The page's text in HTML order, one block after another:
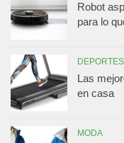
Robot
para lo
DEPORTES
Las
en casa
MODA